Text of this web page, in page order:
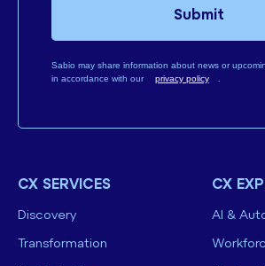
Sabio may share information about news or
in accordance with our
privacy policy
Submit
CX SERVICES
Discovery
Transformation
CX
AI &